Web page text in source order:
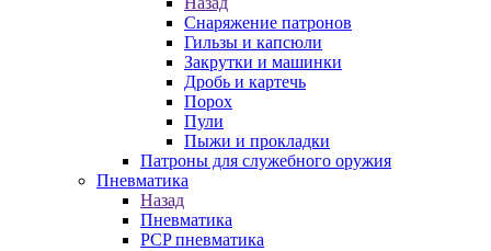
Снаряжение патронов
Гильзы и капсюли
Закрутки и машинки
Дробь и картечь
Порох
Пули
Пыжи и прокладки
Патроны для служебного оружия
Пневматика
Назад
Пневматика
PCP пневматика